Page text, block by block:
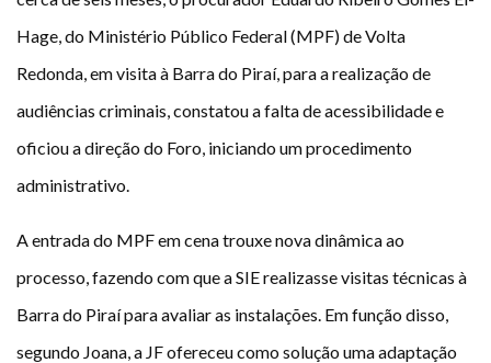
Hage, do Ministério Público Federal (MPF) de Volta
Redonda, em visita à Barra do Piraí, para a realização de
audiências criminais, constatou a falta de acessibilidade e
oficiou a direção do Foro, iniciando um procedimento
administrativo.
A entrada do MPF em cena trouxe nova dinâmica ao
processo, fazendo com que a SIE realizasse visitas técnicas à
Barra do Piraí para avaliar as instalações. Em função disso,
segundo Joana, a JF ofereceu como solução uma adaptação